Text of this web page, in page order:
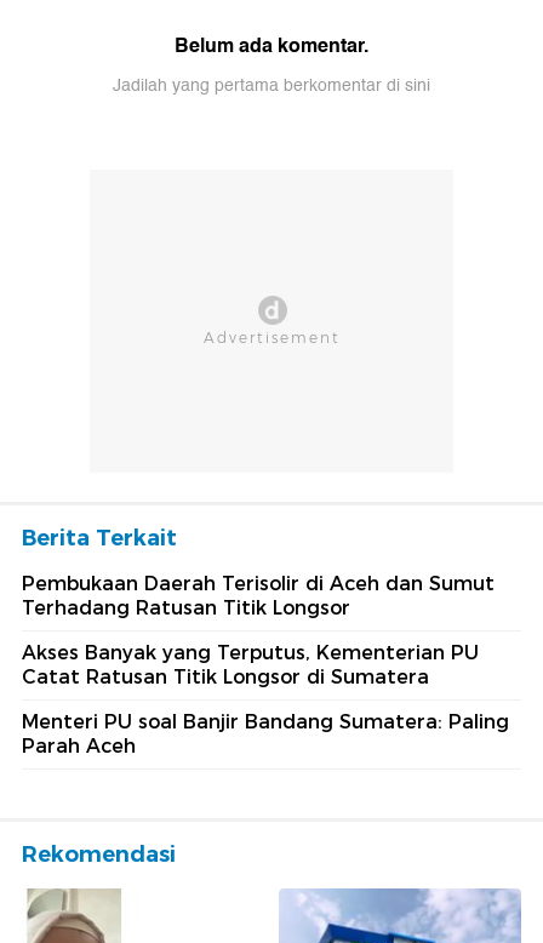
Belum ada komentar.
Jadilah yang pertama berkomentar di sini
Berita Terkait
Pembukaan Daerah Terisolir di Aceh dan Sumut
Terhadang Ratusan Titik Longsor
Akses Banyak yang Terputus, Kementerian PU
Catat Ratusan Titik Longsor di Sumatera
Menteri PU soal Banjir Bandang Sumatera: Paling
Parah Aceh
Rekomendasi